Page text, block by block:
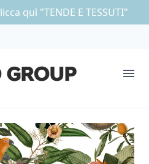
quì "TENDE E TESSUTI"